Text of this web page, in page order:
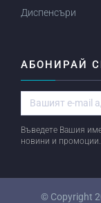
Диспенсъри
АБОНИРАЙ
Въведете Вашия
новини и промоции.
© Copyright